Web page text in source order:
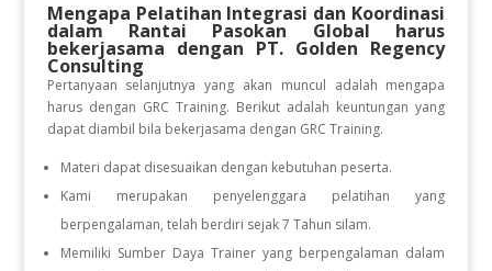
Mengapa Pelatihan Integrasi dan Koordinasi
dalam Rantai Pasokan Global harus
bekerjasama dengan PT. Golden Regency
Consulting
Pertanyaan selanjutnya yang akan muncul adalah mengapa
harus dengan GRC Training. Berikut adalah keuntungan yang
dapat diambil bila bekerjasama dengan GRC Training.
Materi dapat disesuaikan dengan kebutuhan peserta.
Kami merupakan penyelenggara pelatihan yang
berpengalaman, telah berdiri sejak 7 Tahun silam.
Memiliki Sumber Daya Trainer yang berpengalaman dalam